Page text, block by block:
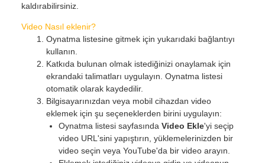
kaldırabilirsiniz.
Video Nasıl eklenir?
Oynatma listesine gitmek için yukarıdaki bağlantıyı
kullanın.
Katkıda bulunan olmak istediğinizi onaylamak için
ekrandaki talimatları uygulayın. Oynatma listesi
otomatik olarak kaydedilir.
Bilgisayarınızdan veya mobil cihazdan video
eklemek için şu seçeneklerden birini uygulayın:
Oynatma listesi sayfasında Video Ekle'yi seçip
video URL'sini yapıştırın, yüklemelerinizden bir
video seçin veya YouTube'da bir video arayın.